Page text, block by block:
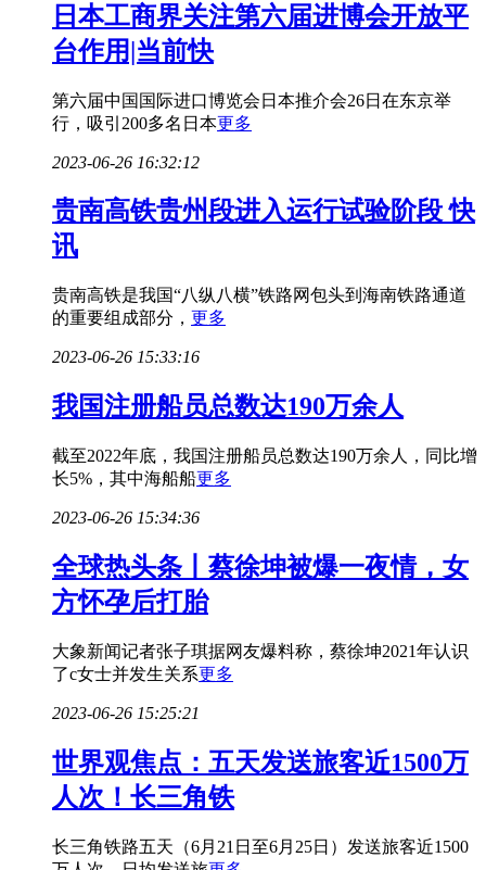
日本工商界关注第六届进博会开放平
台作用|当前快
第六届中国国际进口博览会日本推介会26日在东京举
行，吸引200多名日本更多
2023-06-26 16:32:12
贵南高铁贵州段进入运行试验阶段 快
讯
贵南高铁是我国“八纵八横”铁路网包头到海南铁路通道
的重要组成部分， 更多
2023-06-26 15:33:16
我国注册船员总数达190万余人
截至2022年底，我国注册船员总数达190万余人，同比增
长5%，其中海船船更多
2023-06-26 15:34:36
全球热头条丨蔡徐坤被爆一夜情，女
方怀孕后打胎
大象新闻记者张子琪据网友爆料称，蔡徐坤2021年认识
了c女士并发生关系更多
2023-06-26 15:25:21
世界观焦点：五天发送旅客近1500万
人次！长三角铁
长三角铁路五天（6月21日至6月25日）发送旅客近1500